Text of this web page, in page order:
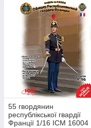
55 гвордянин
республікської гвардії
Франції 1/16 ICM 16004